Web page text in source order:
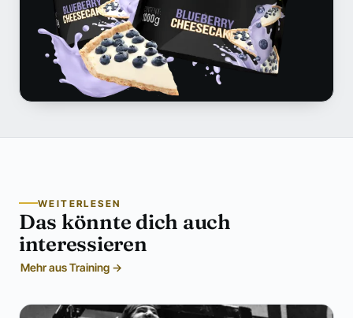
WEITERLESEN
Das könnte dich auch
interessieren
Mehr aus Training →